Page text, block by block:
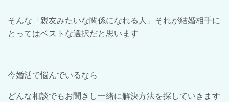
そんな「親友みたいな関係になれる人」それが結婚相手に
とってはベストな選択だと思います
今婚活で悩んでいるなら
どんな相談でもお聞きし一緒に解決方法を探していきます